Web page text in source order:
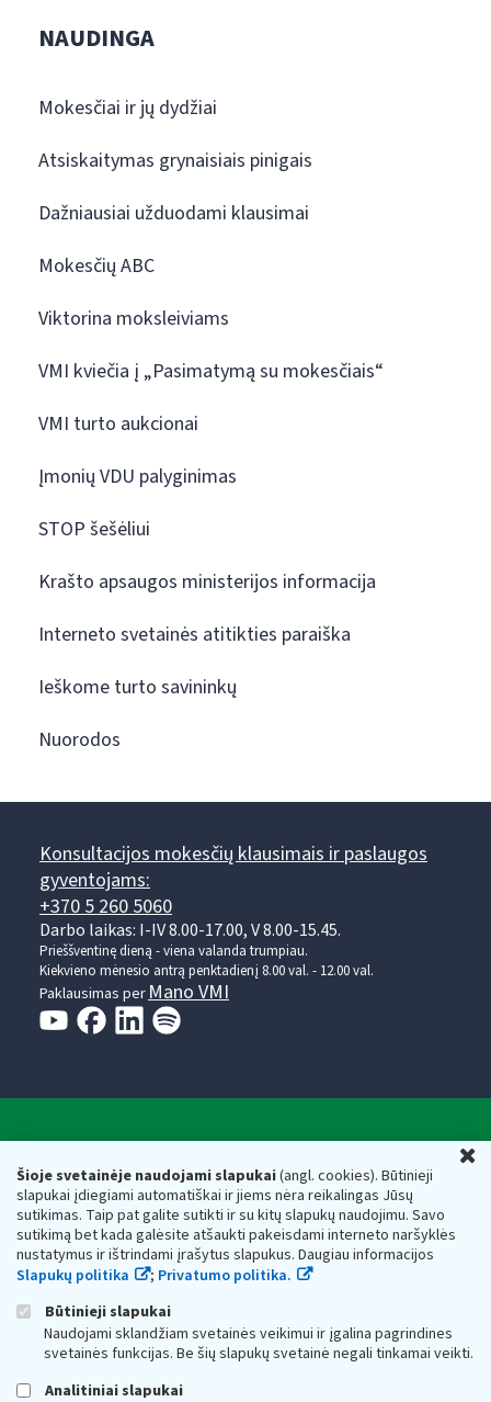
Šioje svetainėje naudojami slapukai(angl. cookies). Būtinieji
slapukai įdiegiami automatiškai ir jiems nėra reikalingas Jūsų
sutikimas. Taip pat galite sutikti ir su kitų slapukų naudojimu. Savo
sutikimą bet kada galėsite atšaukti pakeisdami interneto naršyklės
nustatymus ir ištrindami įrašytus slapukus. Daugiau informacijos
Slapukų politika
; Privatumo politika.
Būtinieji slapukai
Naudojami sklandžiam svetainės veikimui ir įgalina pagrindines
svetainės funkcijas. Be šių slapukų svetainė negali tinkamai veikti.
Analitiniai slapukai
NAUDINGA
Mokesčiai ir jų dydžiai
Atsiskaitymas grynaisiais pinigais
Dažniausiai užduodami klausimai
Mokesčių ABC
Viktorina moksleiviams
VMI kviečia į „Pasimatymą su mokesčiais“
VMI turto aukcionai
Įmonių VDU palyginimas
STOP šešėliui
Krašto apsaugos ministerijos informacija
Interneto svetainės atitikties paraiška
Ieškome turto savininkų
Nuorodos
Konsultacijos mokesčių klausimais ir paslaugos
gyventojams:
+370 5 260 5060
Darbo laikas: I-IV 8.00-17.00, V 8.00-15.45.
Prieššventinę dieną - viena valanda trumpiau.
Kiekvieno mėnesio antrą penktadienį 8.00 val. - 12.00 val.
Paklausimas perMano VMI
Valstybinė mokesčių inspekcija prie Lietuvos
Respublikos finansų ministerijos
Biudžetinė įstaiga. Juridinio asmens kodas — 188659752,
adresas: Vasario 16-osios g. 14, 01107 Vilnius, Lietuva, el.paštas:
vmi@vmi.lt , E. pristatymo dėžutės adresas 188659752
Duomenys apie Valstybinę mokesčių inspekciją prie Lietuvos
Respublikos finansų ministerijos kaupiami ir saugomi Juridinių